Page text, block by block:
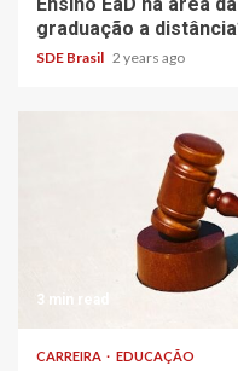
Ensino EaD na área
graduação a
SDE Brasil 2 years ago
3 min read
CARREIRA EDUCAÇÃO